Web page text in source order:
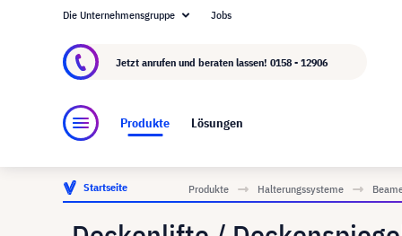
Über visunext.at
Die Unternehmensgruppe Jobs
Jetzt anrufen und beraten lassen! 0158 - 12906
Produkte Lösungen
Startseite Produkte Halterungssysteme